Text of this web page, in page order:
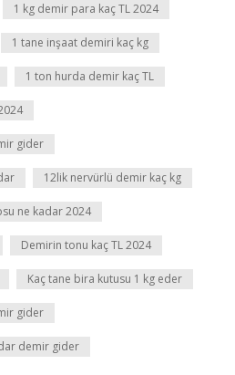
1 kg demir para kaç TL 2024
1 tane inşaat demiri kaç kg
1 ton hurda demir kaç TL
gider
12lik nervürlü demir kaç kg
ne kadar 2024
Demirin tonu kaç TL 2024
Kaç tane bira kutusu 1 kg eder
gider
demir gider